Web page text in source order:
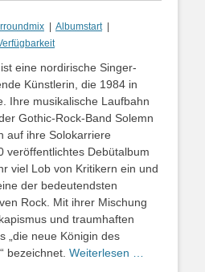
| Albumstart|
eine nordirische Singer-
Künstlerin, die 1984 in
Ihre musikalische Laufbahn
Gothic-Rock-Band Solemn
auf ihre Solokarriere
veröffentlichtes Debütalbum
viel Lob von Kritikern ein und
der bedeutendsten
Rock. Mit ihrer Mischung
und traumhaften
„die neue Königin des
bezeichnet. Weiterlesen …